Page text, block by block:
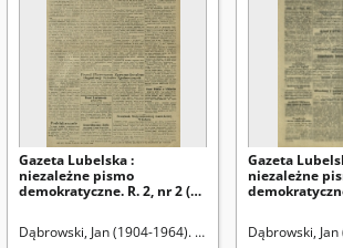
Gazeta Lubelska :
niezależne pismo
demokratyczne. R. 2, nr 2 (2
Dąbrowski, Jan (1904-1964). Red
Gazeta
niezależne
Dąbrowski, Jan